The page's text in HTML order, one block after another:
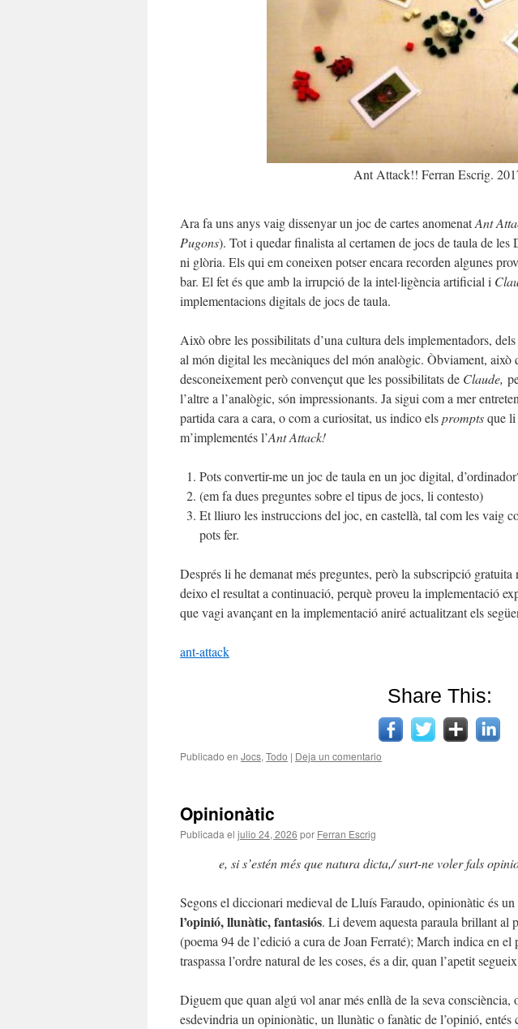
Ant Attack!! Ferran Escrig.
Ara fa uns anys vaig dissenyar un joc de cartes anomenatAnt
Pugons). Tot i quedar finalista al certamen de jocs de taula de les
ni glòria. Els qui em coneixen potser encara recorden algunes
bar. El fet és que amb la irrupció de la intel·ligència artificial i
implementacions digitals de jocs de taula.
Això obre les possibilitats d’una cultura dels implementadors,
al món digital les mecàniques del món analògic. Òbviament, això
desconeixement però convençut que les possibilitats de Claude,
l’altre a l’analògic, són impressionants. Ja sigui com a mer
partida cara a cara, o com a curiositat, us indico elspromptsque li
m’implementés l’Ant Attack!
Pots convertir-me un joc de taula en un joc digital,
(em fa dues preguntes sobre el tipus de jocs, li contesto)
Et lliuro les instruccions del joc, en castellà, tal com les vaig
pots fer.
Després li he demanat més preguntes, però la subscripció
deixo el resultat a continuació, perquè proveu la implementació
que vagi avançant en la implementació aniré actualitzant els
ant-attack
Share This:
Publicado en Jocs, Todo | Deja un comentario
Opinionàtic
Publicada el julio 24, 2026 por Ferran Escrig
e, si s’estén més que natura dicta,/ surt-ne voler fals
Segons el diccionari medieval de Lluís Faraudo, opinionàtic és
l’opinió, llunàtic, fantasiós. Li devem aquesta paraula brillant al
(poema 94 de l’edició a cura de Joan Ferraté); March indica en el
traspassa l’ordre natural de les coses, és a dir, quan l’apetit
Diguem que quan algú vol anar més enllà de la seva consciència,
esdevindria un opinionàtic, un llunàtic o fanàtic de l’opinió, entés